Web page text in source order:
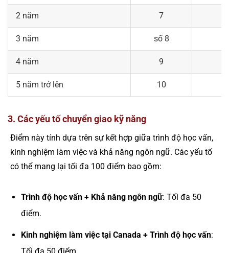
2 năm 7
3 năm số 8
4 năm 9
5 năm trở lên 10
3. Các yếu tố chuyển giao kỹ năng
Điểm này tính dựa trên sự kết hợp giữa trình độ học vấn,
kinh nghiệm làm việc và khả năng ngôn ngữ. Các yếu tố
có thể mang lại tối đa 100 điểm bao gồm:
Trình độ học vấn + Khả năng ngôn ngữ: Tối đa 50
điểm​.
Kinh nghiệm làm việc tại Canada + Trình độ học vấn: